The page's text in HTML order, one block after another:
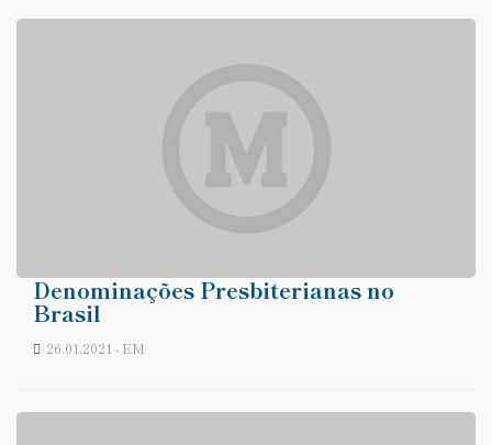
Denominações Presbiterianas no
Brasil
26.01.2021 - EM